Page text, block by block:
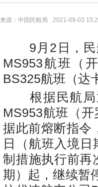
来源：中国民航局 2021-09-03
9 月 2 日，
MS953航班（
BS325航班（达
根据民航局
MS953航班（
据此前熔断指令
日（航班入境
制措施执行前再
期）起，继续暂
开